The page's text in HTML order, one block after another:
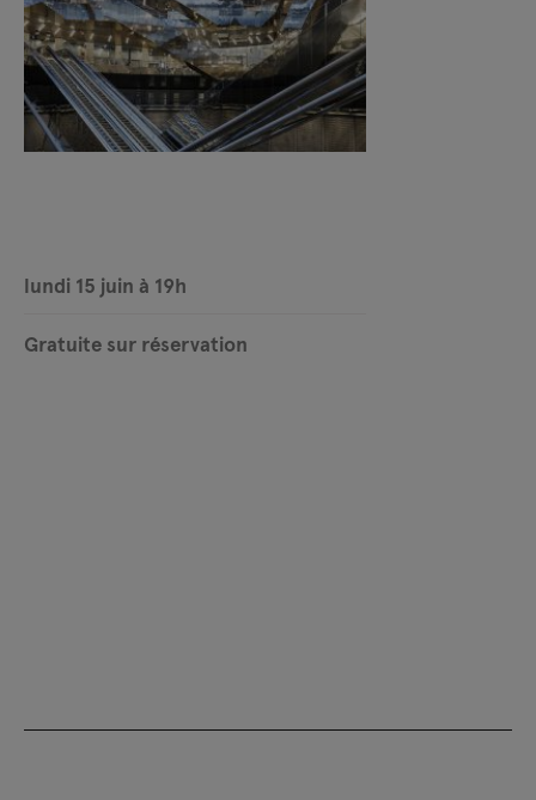
lundi 15 juin à 19h
Gratuite sur réservation